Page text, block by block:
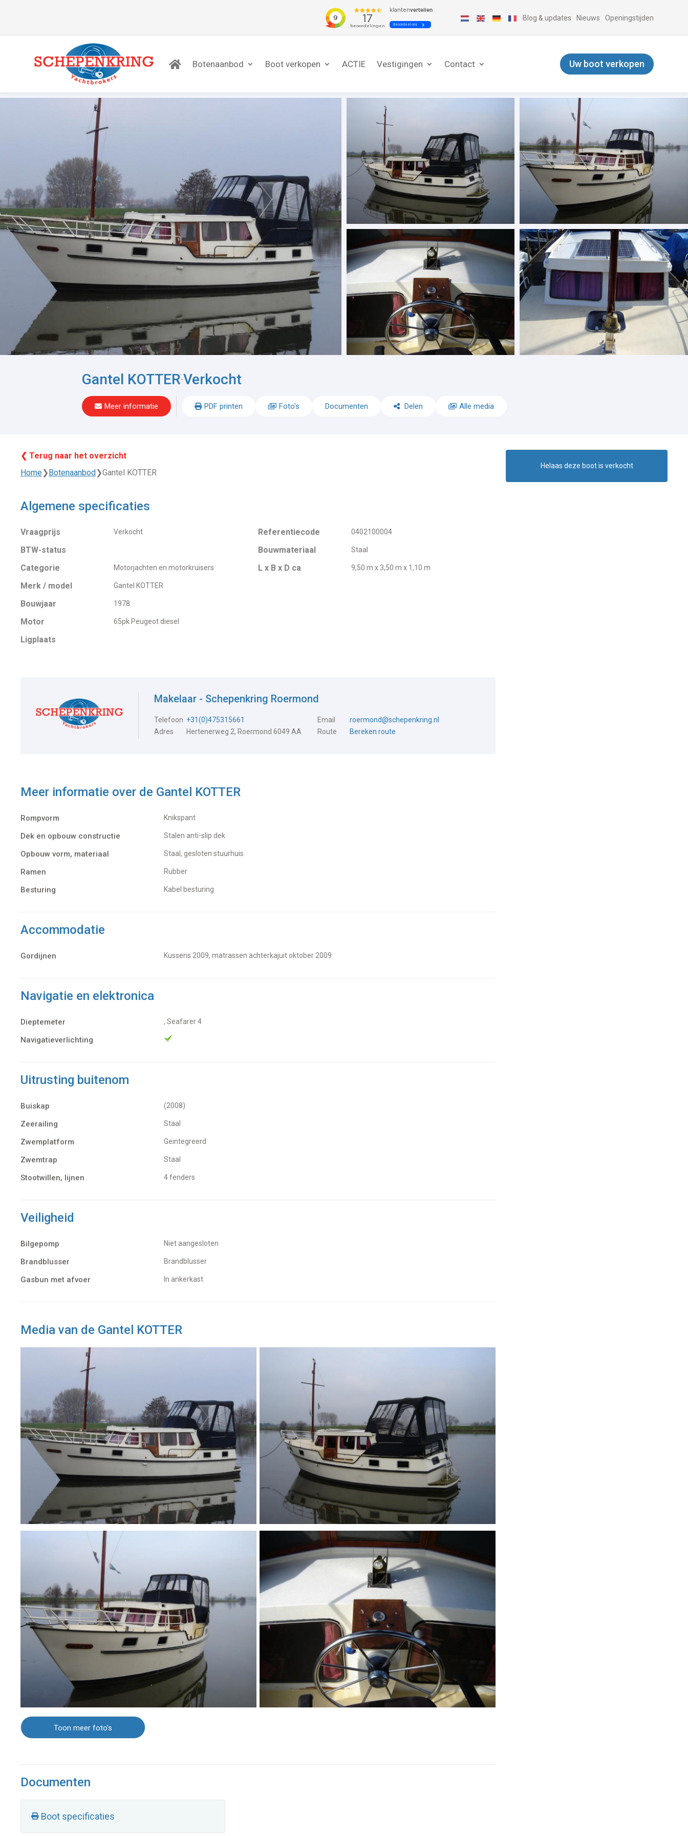
Blog & updates Nieuws Openingstijden
Botenaanbod Boot verkopen ACTIE Vestigingen Contact Uw boot verkopen
Gantel KOTTER-Verkocht
Meer informatie PDF printen Foto's Documenten Delen Alle media
❮ Terug naar het overzicht
Home❯Botenaanbod❯Gantel KOTTER
Algemene specificaties
Vraagprijs Verkocht
BTW-status
Categorie
Motorjachten en motorkruisers
Merk / model Gantel KOTTER
Bouwjaar 1978
Motor 65pk Peugeot diesel
Ligplaats
Referentiecode 0402100004
Bouwmateriaal Staal
L x B x D ca 9,50 m x 3,50 m x 1,10 m
Makelaar - Schepenkring Roermond
Telefoon +31(0)475315661 Email
roermond@schepenkring.nl
Adres
Hertenerweg 2, Roermond 6049 AA Route Bereken route
Meer informatie over de Gantel KOTTER
Rompvorm Knikspant
Dek en opbouw constructie Stalen anti-slip dek
Opbouw vorm, materiaal Staal, gesloten stuurhuis
Ramen Rubber
Besturing Kabel besturing
Accommodatie
Gordijnen Kussens 2009, matrassen achterkajuit oktober 2009
Navigatie en elektronica
Dieptemeter , Seafarer 4
Navigatieverlichting
Uitrusting buitenom
Buiskap (2008)
Zeerailing Staal
Zwemplatform Geintegreerd
Zwemtrap Staal
Stootwillen, lijnen 4 fenders
Veiligheid
Bilgepomp Niet aangesloten
Brandblusser Brandblusser
Gasbun met afvoer In ankerkast
Media van de Gantel KOTTER
Toon meer foto's
Documenten
Boot specificaties
Helaas deze boot is verkocht